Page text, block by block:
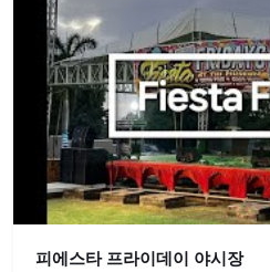
피에스타 프라이데이 야시장